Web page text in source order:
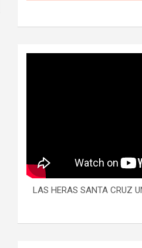
LAS HERAS SANTA CRUZ